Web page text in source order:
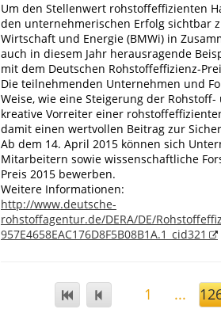
Um den Stellenwert rohstoffeffizienten
den unternehmerischen Erfolg sichtbar
Wirtschaft und Energie (BMWi) in
auch in diesem Jahr herausragende
mit dem Deutschen Rohstoffeffizienz-
Die teilnehmenden Unternehmen und
Weise, wie eine Steigerung der
kreative Vorreiter einer
damit einen wertvollen Beitrag zur
Ab dem 14. April 2015 können sich
Mitarbeitern sowie wissenschaftliche
Preis 2015 bewerben.
Weitere Informationen:
http://www.deutsche-
rohstoffagentur.de/DERA/DE/
957E4658EAC176D8F5B08B1A.1_cid321
1 ...